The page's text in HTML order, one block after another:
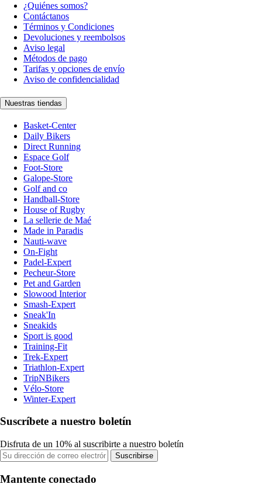
¿Quiénes somos?
Contáctanos
Términos y Condiciones
Devoluciones y reembolsos
Aviso legal
Métodos de pago
Tarifas y opciones de envío
Aviso de confidencialidad
Nuestras tiendas
Basket-Center
Daily Bikers
Direct Running
Espace Golf
Foot-Store
Galope-Store
Golf and co
Handball-Store
House of Rugby
La sellerie de Maé
Made in Paradis
Nauti-wave
On-Fight
Padel-Expert
Pecheur-Store
Pet and Garden
Slowood Interior
Smash-Expert
Sneak'In
Sneakids
Sport is good
Training-Fit
Trek-Expert
Triathlon-Expert
TripNBikers
Vélo-Store
Winter-Expert
Suscríbete a nuestro boletín
Disfruta de un 10% al suscribirte a nuestro boletín
Suscribirse
Mantente conectado